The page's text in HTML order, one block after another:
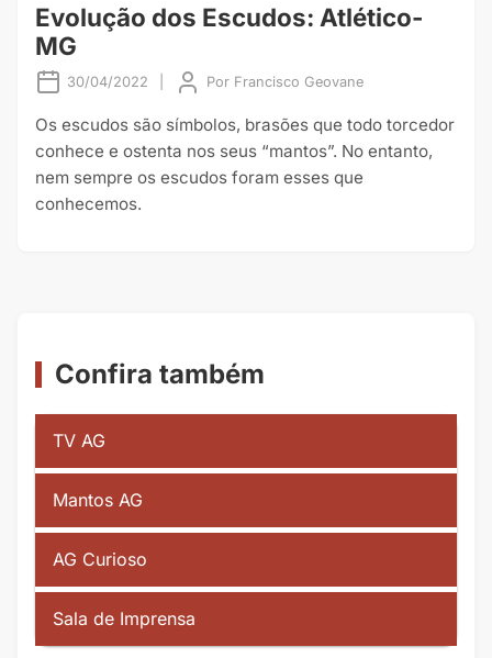
Evolução dos Escudos: Atlético-
MG
30/04/2022 Por Francisco Geovane
Os escudos são símbolos, brasões que todo torcedor
conhece e ostenta nos seus “mantos”. No entanto,
nem sempre os escudos foram esses que
conhecemos.
Confira também
TV AG
Mantos AG
AG Curioso
Sala de Imprensa